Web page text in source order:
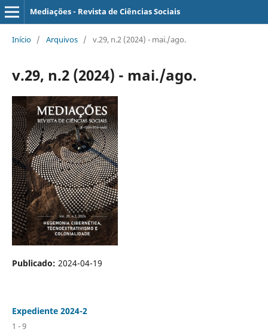
Mediações - Revista de Ciências Sociais
Início / Arquivos / v.29, n.2 (2024) - mai./ago.
v.29, n.2 (2024) - mai./ago.
Publicado: 2024-04-19
Expediente 2024-2
1 - 9